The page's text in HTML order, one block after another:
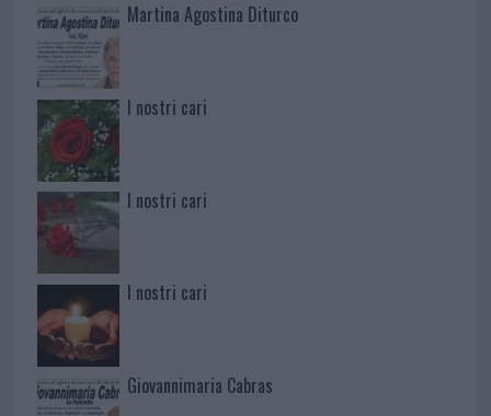
Martina Agostina Diturco
I nostri cari
I nostri cari
I nostri cari
Giovannimaria Cabras